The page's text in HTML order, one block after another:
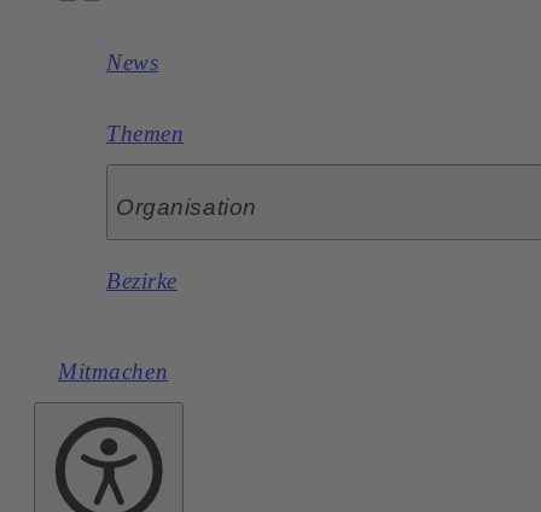
News
Themen
Organisation
Bezirke
Mitmachen